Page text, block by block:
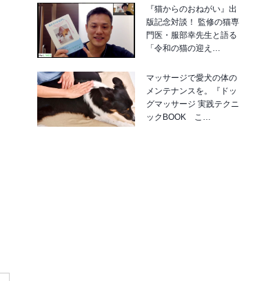
『猫からのおねがい』出
版記念対談！ 監修の猫専
門医・服部幸先生と語る
「令和の猫の迎え…
マッサージで愛犬の体の
メンテナンスを。『ドッ
グマッサージ 実践テクニ
ックBOOK こ…